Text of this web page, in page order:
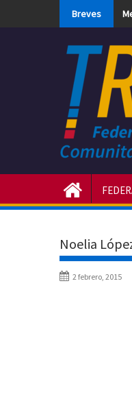
Breves
Noelia
2 febrero, 2015